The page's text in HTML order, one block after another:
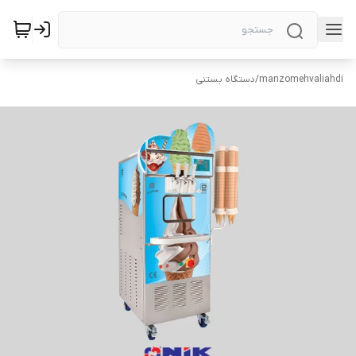
manzomehvaliahdi
/دستگاه بستنی